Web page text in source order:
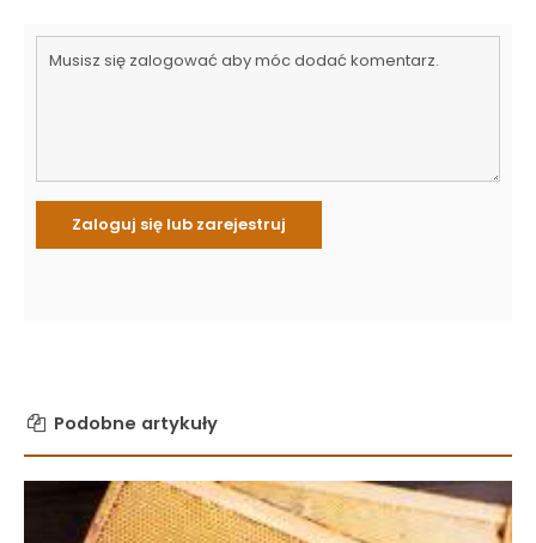
Podobne artykuły